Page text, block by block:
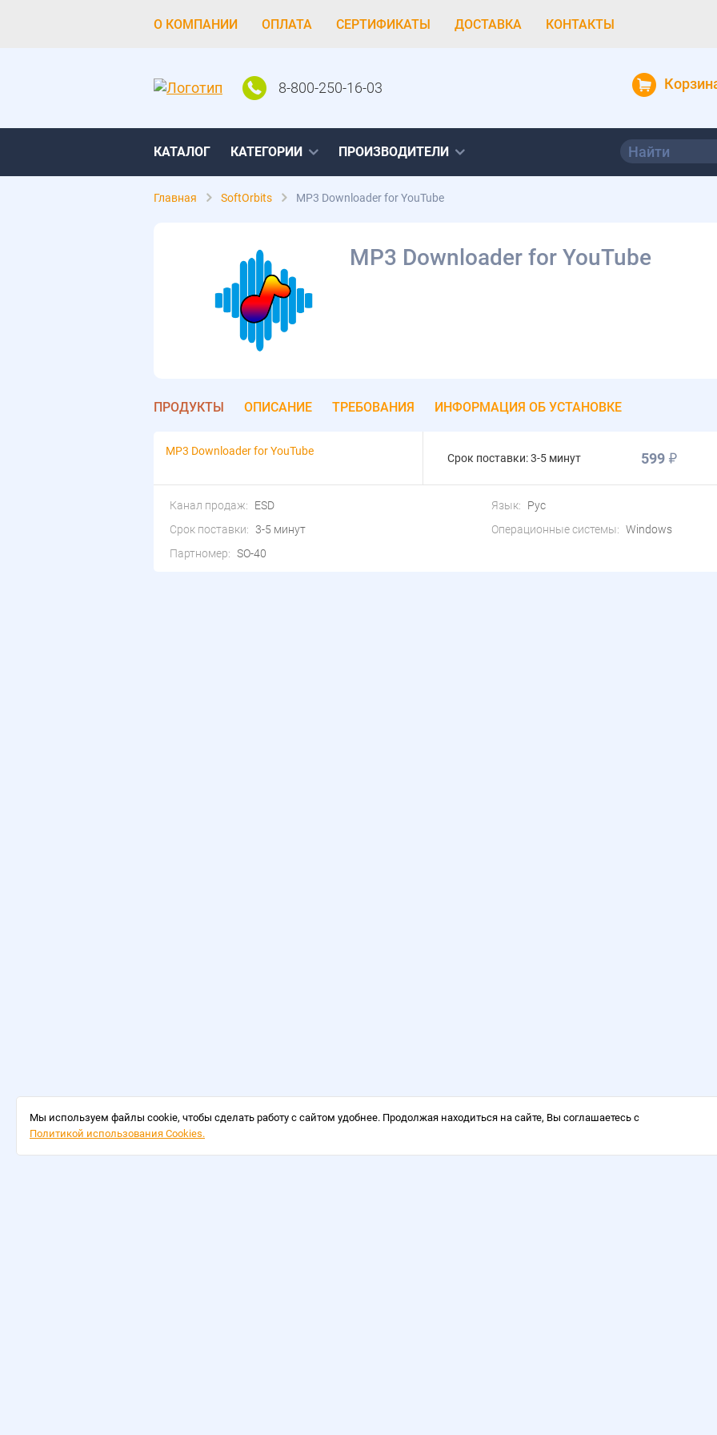
О КОМПАНИИ ОПЛАТА СЕРТИФИКАТЫ ДОСТАВКА КОНТАКТЫ
8-800-250-16-03
КАТАЛОГ КАТЕГОРИИ ПРОИЗВОДИТЕЛИ
Главная SoftOrbits MP3 Downloader for YouTube
MP3 Downloader for YouTube
ПРОДУКТЫ ОПИСАНИЕ ТРЕБОВАНИЯ ИНФОРМАЦИЯ ОБ УСТАНОВКЕ
MP3 Downloader for YouTube
Срок поставки:3-5 минут 599
Канал продаж: ESD Язык:
Рус
Срок поставки: 3-5 минут Операционные системы: Windows
Партномер: SO-40
Мы используем файлы cookie, чтобы сделать работу с сайтом удобнее. Продолжая находиться на сайте, Вы соглашаетесь с
Политикой использования Cookies.